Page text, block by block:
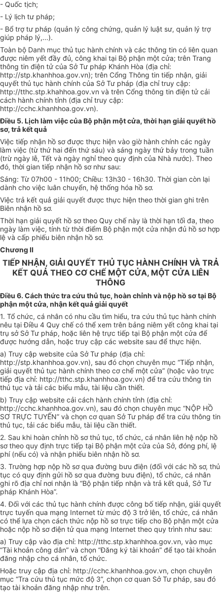
- Quốc tịch;
- Lý lịch tư pháp;
- Bổ trợ tư pháp (quản lý công chứng, quản lý luật sư, quản lý trợ
giúp pháp lý,...).
Toàn bộ Danh mục thủ tục hành chính và các thông tin có liên quan
được niêm yết đầy đủ, công khai tại Bộ phận một cửa; trên Trang
thông tin điện tử của Sở Tư pháp Khánh Hòa (địa chỉ:
http://stp.khanhhoa.gov.vn); trên Cổng Thông tin tiếp nhận, giải
quyết thủ tục hành chính của Sở Tư pháp (địa chỉ truy cập:
http://tthc.stp.khahhoa.gov.vn và trên Cổng thông tin điện tử cải
cách hành chính tỉnh (địa chỉ truy cập:
http://cchc.khanhhoa.gov.vn).
Điều 5. Lịch làm việc của Bộ phận một cửa, thời hạn giải quyết hồ
sơ, trả kết quả
Việc tiếp nhận hồ sơ được thực hiện vào giờ hành chính các ngày
làm việc (từ thứ hai đến thứ sáu) và sáng ngày thứ bảy trong tuần
(trừ ngày lễ, Tết và ngày nghỉ theo quy định của Nhà nước). Theo
đó, thời gian tiếp nhận hồ sơ như sau:
Sáng: Từ 07h00 - 11h00; Chiều: 13h30 - 16h30. Thời gian còn lại
dành cho việc luân chuyển, hệ thống hóa hồ sơ.
Việc trả kết quả giải quyết được thực hiện theo thời gian ghi trên
Biên nhận hồ sơ.
Thời hạn giải quyết hồ sơ theo Quy chế này là thời hạn tối đa, theo
ngày làm việc, tính từ thời điểm Bộ phận một cửa nhận đủ hồ sơ hợp
lệ và cấp phiếu biên nhận hồ sơ.
Chương II
TIẾP NHẬN, GIẢI QUYẾT THỦ TỤC HÀNH CHÍNH VÀ TRẢ
KẾT QUẢ THEO CƠ CHẾ MỘT CỬA, MỘT CỬA LIÊN
THÔNG
Điều 6. Cách thức tra cứu thủ tục, hoàn chỉnh và nộp hồ sơ tại Bộ
phận một cửa, nhận kết quả giải quyết
1. Tổ chức, cá nhân có nhu cầu tìm hiểu, tra cứu thủ tục hành chính
nêu tại Điều 4 Quy chế có thể xem trên bảng niêm yết công khai tại
trụ sở Sở Tư pháp, hoặc liên hệ trực tiếp tại Bộ phận một cửa để
được hướng dẫn, hoặc truy cập các website sau để thực hiện.
a) Truy cập website của Sở Tư pháp (địa chỉ:
http://stp.khanhhoa.gov.vn), sau đó chọn chuyên mục “Tiếp nhận,
giải quyết thủ tục hành chính theo cơ chế một cửa” (hoặc vào trực
tiếp địa chỉ: http://tthc.stp.khanhhoa.gov.vn) để tra cứu thông tin
thủ tục và tải các biểu mẫu, tài liệu cần thiết.
b) Truy cập website cải cách hành chính tỉnh (địa chỉ:
http://cchc.khanhhoa.gov.vn), sau đó chọn chuyên mục “NỘP HỒ
SƠ TRỰC TUYẾN” và chọn cơ quan Sở Tư pháp để tra cứu thông tin
thủ tục, tải các biểu mẫu, tài liệu cần thiết.
2. Sau khi hoàn chỉnh hồ sơ thủ tục, tổ chức, cá nhân liên hệ nộp hồ
sơ theo quy định trực tiếp tại Bộ phận một cửa của Sở, đóng phí, lệ
phí (nếu có) và nhận phiếu biên nhận hồ sơ.
3. Trường hợp nộp hồ sơ qua đường bưu điện (đối với các hồ sơ, thủ
tục có quy định gửi hồ sơ qua đường bưu điện), tổ chức, cá nhân
ghi rõ địa chỉ nơi nhận là “Bộ phận tiếp nhận và trả kết quả, Sở Tư
pháp Khánh Hòa”.
4.Đối với các thủ tục hành chính được công bố tiếp nhận, giải quyết
trực tuyến qua mạng Internet từ mức độ 3 trở lên, tổ chức, cá nhân
có thể lựa chọn cách thức nộp hồ sơ trực tiếp cho Bộ phận một cửa
hoặc nộp hồ sơ điện tử qua mạng Internet theo quy trình như sau:
a) Truy cập vào địa chỉ: http://tthc.stp.khanhhoa.gov.vn, vào mục
“Tài khoản công dân” và chọn “Đăng ký tài khoản” để tạo tài khoản
đăng nhập cho cá nhân, tổ chức.
Hoặc truy cập địa chỉ: http://cchc.khanhhoa.gov.vn, chọn chuyên
mục “Tra cứu thủ tục mức độ 3”, chọn cơ quan Sở Tư pháp, sau đó
tạo tài khoản đăng nhập như trên.